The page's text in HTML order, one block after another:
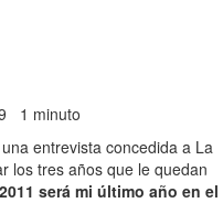
1 minuto
entrevista concedida a La
los tres años que le quedan
será mi último año en el